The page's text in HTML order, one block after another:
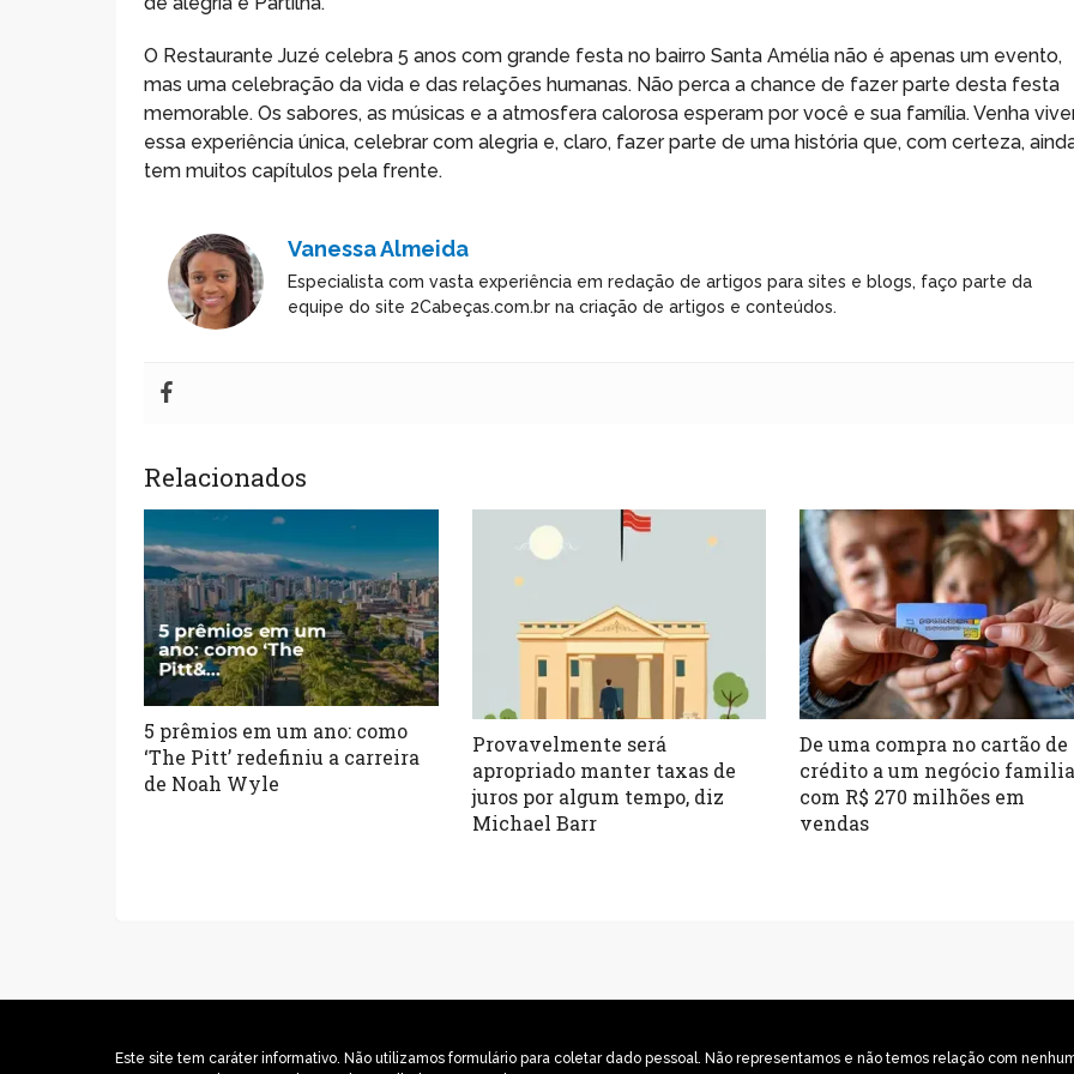
O Restaurante Juzé celebra 5 anos com grande festa no bairro Santa Amélia não é apenas um evento,
mas uma celebração da vida e das relações humanas. Não perca a chance de fazer parte desta festa
memorable. Os sabores, as músicas e a atmosfera calorosa esperam por você e sua família. Venha
essa experiência única, celebrar com alegria e, claro, fazer parte de uma história que, com certeza,
tem muitos capítulos pela frente.
Vanessa Almeida
Especialista com vasta experiência em redação de artigos para sites e blogs, faço parte da
equipe do site 2Cabeças.com.br na criação de artigos e conteúdos.
Relacionados
5 prêmios em um ano: como
‘The Pitt’ redefiniu a carreira
de Noah Wyle
Provavelmente será
apropriado manter taxas de
juros por algum tempo, diz
Michael Barr
De uma compra no cartão de
crédito a um negócio
com R$ 270 milhões em
vendas
Este site tem caráter informativo. Não utilizamos formulário para coletar dado pessoal. Não representamos e não temos relação com